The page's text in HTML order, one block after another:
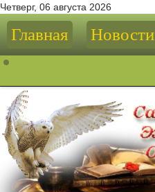
Четверг, 06 августа 2026
Главная Новости